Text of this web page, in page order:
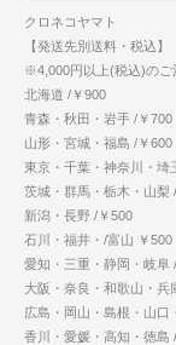
クロネコヤマト
【発送先別送料・税込】
※4,000円以上(税込)のご
北海道 /￥900
青森・秋田・岩手 /￥700
山形・宮城・福島 /￥600
東京・千葉・神奈川・埼
茨城・群馬・栃木・山梨
新潟・長野 /￥500
石川・福井・/富山 ￥500
愛知・三重・静岡・岐阜
大阪・奈良・和歌山・兵
広島・岡山・島根・山口
香川・愛媛・高知・徳島